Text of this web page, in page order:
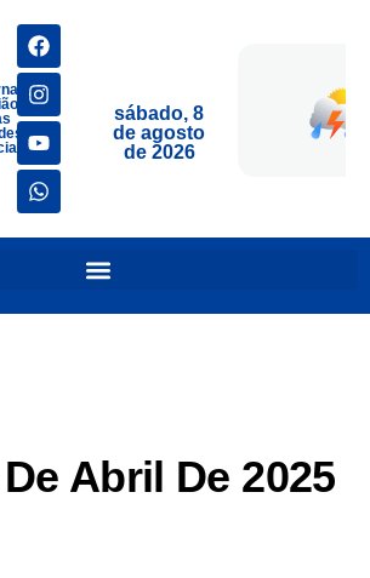
sábado, 8
de agosto
de 2026
Abril De 2025